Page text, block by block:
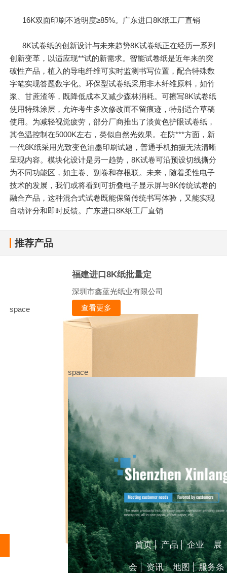
16K双面印刷不透明度≥85%。广东进口8K纸工厂直销
8K试卷纸的创新设计与未来趋势8K试卷纸正在经历一系列
创新变革，以适应现**试的新需求。智能试卷纸是近年来的突
破性产品，植入的导电纤维可实时监测书写位置，配合特殊数
字笔实现答题数字化。环保型试卷纸采用非木纤维原料，如竹
浆、甘蔗渣等，既降低成本又减少森林消耗。可擦写8K试卷纸
使用特殊涂层，允许考生多次修改而不留痕迹，特别适合草稿
使用。为减轻视觉疲劳，部分厂商推出了淡黄色护眼试卷纸，
其色温控制在5000K左右，类似自然光效果。在防***方面，新
一代8K纸采用光致变色油墨印刷试题，普通手机拍摄无法清晰
呈现内容。模块化设计是另一趋势，8K试卷可沿预设切线撕分
为不同功能区，如主卷、副卷和存根联。未来，随着柔性电子
技术的发展，我们或将看到可折叠电子显示屏与8K传统试卷的
融合产品，这种混合式试卷既能保留传统书写体验，又能实现
自动评分和即时反馈。广东进口8K纸工厂直销
推荐产品
space
福建进口8K纸批量定
深圳市鑫蓝光纸业有限公司
查看更多
space
首页 产品 企业 展
会 资讯 地图 服务条